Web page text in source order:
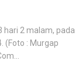
hari 2 malam, pada
(Foto : Murgap